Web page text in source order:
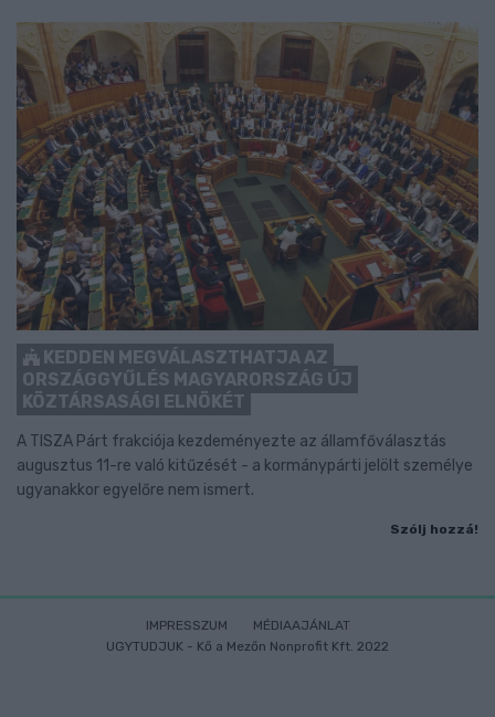
KEDDEN MEGVÁLASZTHATJA AZ
ORSZÁGGYŰLÉS MAGYARORSZÁG ÚJ
KÖZTÁRSASÁGI ELNÖKÉT
A TISZA Párt frakciója kezdeményezte az államfőválasztás
augusztus 11-re való kitűzését - a kormánypárti jelölt személye
ugyanakkor egyelőre nem ismert.
Szólj hozzá!
IMPRESSZUM
MÉDIAAJÁNLAT
UGYTUDJUK - Kő a Mezőn Nonprofit Kft. 2022